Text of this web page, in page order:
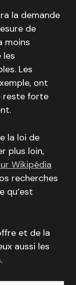
la demande
de
moins
les
Les
ont
reste forte
la loi de
plus loin,
Wikipédia
recherches
qu’est
et de la
aussi les